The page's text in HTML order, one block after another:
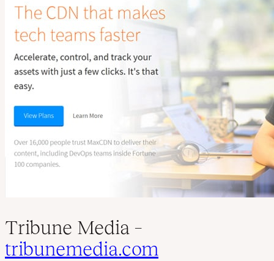
Tribune Media –
tribunemedia.com